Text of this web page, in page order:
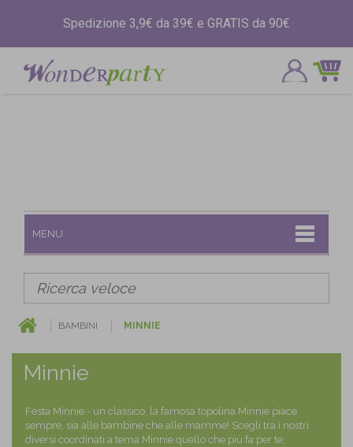
Spedizione 3,9€ da 39€ e GRATIS da 90€
MENU
BAMBINI MINNIE
Minnie
Festa Minnie - un classico, la famosa topolina Minnie piace
sempre, sia alle bambine che alle mamme! Scegli tra i nostri
diversi coordinati a tema Minnie quello che più fa per te,